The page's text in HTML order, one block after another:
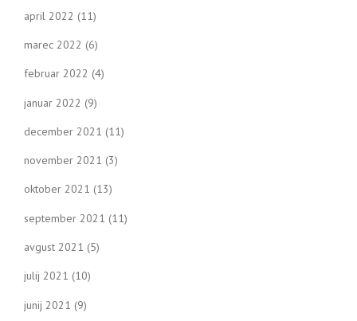
april 2022 (11)
marec 2022 (6)
februar 2022 (4)
januar 2022 (9)
december 2021 (11)
november 2021 (3)
oktober 2021 (13)
september 2021 (11)
avgust 2021 (5)
julij 2021 (10)
junij 2021 (9)